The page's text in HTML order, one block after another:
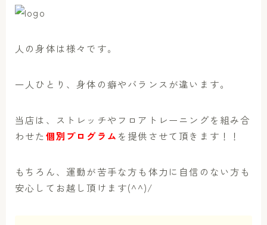
人の身体は様々です。
一人ひとり、身体の癖やバランスが違います。
当店は、ストレッチやフロアトレーニングを組み合
わせた 個別プログラム を提供させて頂きます！！
もちろん、運動が苦手な方も体力に自信のない方も
安心してお越し頂けます(^^)/